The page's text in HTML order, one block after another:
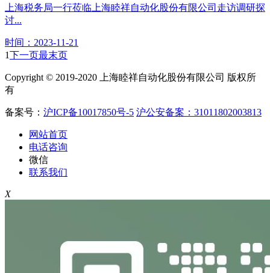
上海税务局一行莅临上海睦祥自动化股份有限公司走访调研探
讨...
时间：2023-11-21
1下一页最末页
Copyright © 2019-2020 上海睦祥自动化股份有限公司 版权所
有
备案号： 沪ICP备10017850号-5 沪公安备案：31011802003813
网站首页
电话咨询
微信
联系我们
X